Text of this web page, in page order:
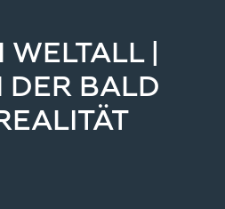
|
DER BALD